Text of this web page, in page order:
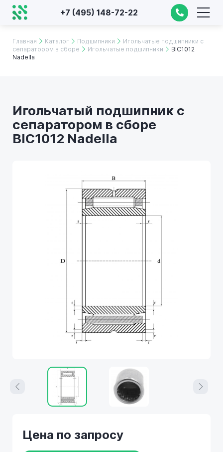
+7 (495) 148-72-22
Главная Каталог Подшипники
Игольчатые подшипники с
сепаратором в сборе
Игольчатые подшипники
BIC1012
Nadella
Игольчатый подшипник с
сепаратором в сборе
BIC1012 Nadella
Цена по запросу